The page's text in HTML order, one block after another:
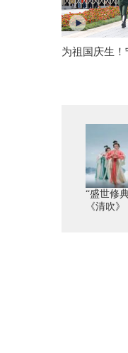
为祖国庆生
“盛世修
《清吹》